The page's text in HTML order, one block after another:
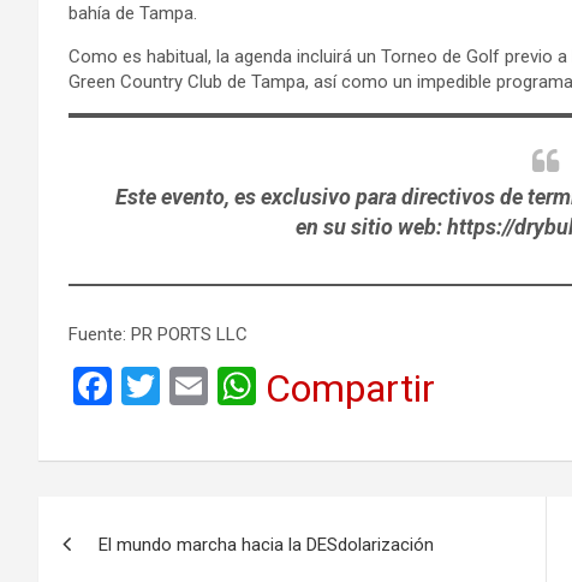
bahía de Tampa.
Como es habitual, la agenda incluirá un Torneo de Golf previo
Green Country Club de Tampa, así como un impedible
Este evento, es exclusivo para directivos de
en su sitio web: https://
Fuente: PR PORTS LLC
F
ce
o
T
tt
E
ail
W
at
A
Compartir
El mundo marcha hacia la DESdolarización